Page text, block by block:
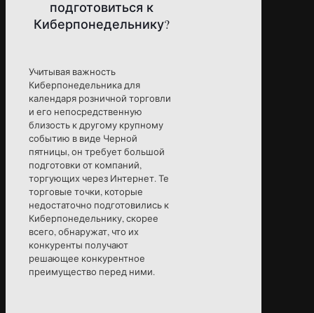
подготовиться к
Киберпонедельнику?
Учитывая важность
Киберпонедельника для
календаря розничной торговли
и его непосредственную
близость к другому крупному
событию в виде Черной
пятницы, он требует большой
подготовки от компаний,
торгующих через Интернет. Те
торговые точки, которые
недостаточно подготовились к
Киберпонедельнику, скорее
всего, обнаружат, что их
конкуренты получают
решающее конкурентное
преимущество перед ними.